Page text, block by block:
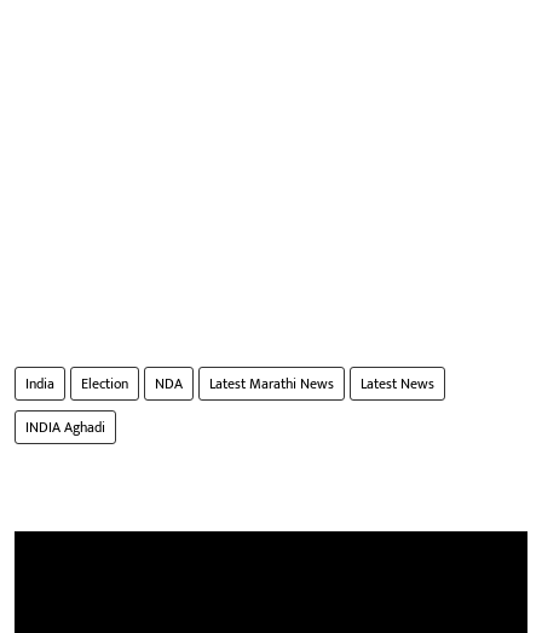
India Election NDA Latest Marathi News
Latest News
INDIA Aghadi